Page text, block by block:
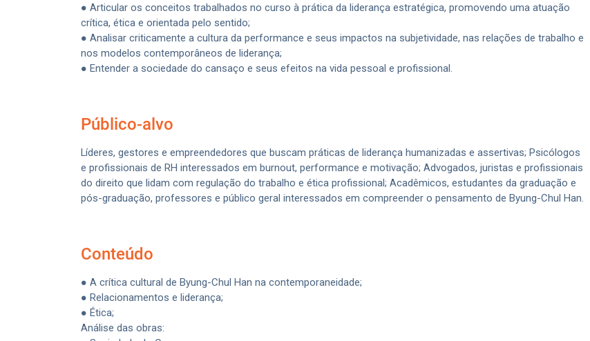
● Articular os conceitos trabalhados no curso à prática da liderança estratégica, promovendo uma atuação
crítica, ética e orientada pelo sentido;
● Analisar criticamente a cultura da performance e seus impactos na subjetividade, nas relações de trabalho e
nos modelos contemporâneos de liderança;
● Entender a sociedade do cansaço e seus efeitos na vida pessoal e profissional.
Público-alvo
Líderes, gestores e empreendedores que buscam práticas de liderança humanizadas e assertivas; Psicólogos
e profissionais de RH interessados em burnout, performance e motivação; Advogados, juristas e profissionais
do direito que lidam com regulação do trabalho e ética profissional; Acadêmicos, estudantes da graduação e
pós-graduação, professores e público geral interessados em compreender o pensamento de Byung-Chul Han.
Conteúdo
● A crítica cultural de Byung-Chul Han na contemporaneidade;
● Relacionamentos e liderança;
● Ética;
Análise das obras: